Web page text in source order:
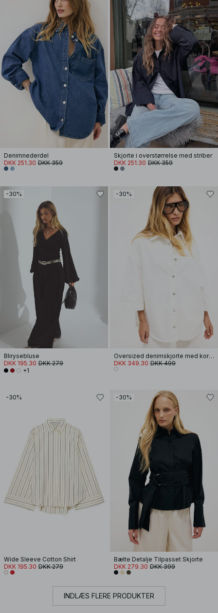
Denimnederdel
DKK 251.30 DKK 359
Skjorte i overstørrelse med striber
DKK 251.30 DKK 359
-30%
Blirysebluse
DKK 195.30 DKK 279
+1
-30%
Oversized denimskjorte med korte ærmer
DKK 349.30 DKK 499
-30%
Wide Sleeve Cotton Shirt
DKK 195.30 DKK 279
-30%
Bælte Detalje Tilpasset Skjorte
DKK 279.30 DKK 399
INDLÆS FLERE PRODUKTER